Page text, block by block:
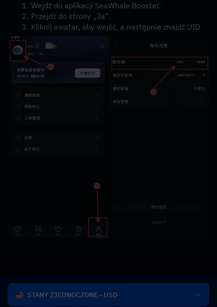
Wejdź do aplikacji SeaWhale Booster.
Przejdź do strony „Ja”.
Kliknij awatar, aby wejść, a następnie znajdź UID
STANY ZJEDNOCZONE - USD